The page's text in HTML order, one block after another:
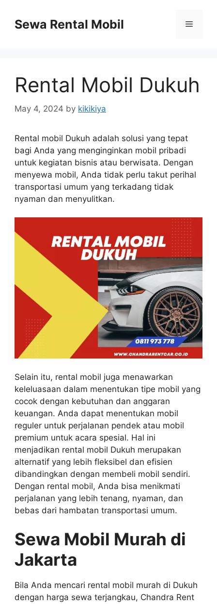
contentSewa Rental Mobil Menu
Rental Mobil Dukuh
May 4, 2024 by kikikiya
Rental mobil Dukuh adalah solusi yang tepat
bagi Anda yang menginginkan mobil pribadi
untuk kegiatan bisnis atau berwisata. Dengan
menyewa mobil, Anda tidak perlu takut perihal
transportasi umum yang terkadang tidak
nyaman dan menyulitkan.
Selain itu, rental mobil juga menawarkan
keleluasaan dalam menentukan tipe mobil yang
cocok dengan kebutuhan dan anggaran
keuangan. Anda dapat menentukan mobil
reguler untuk perjalanan pendek atau mobil
premium untuk acara spesial. Hal ini
menjadikan rental mobil Dukuh merupakan
alternatif yang lebih fleksibel dan efisien
dibandingkan dengan membeli mobil sendiri.
Dengan rental mobil, Anda bisa menikmati
perjalanan yang lebih tenang, nyaman, dan
bebas dari hambatan transportasi umum.
Sewa Mobil Murah di
Jakarta
Bila Anda mencari rental mobil murah di Dukuh
dengan harga sewa terjangkau, Chandra Rent